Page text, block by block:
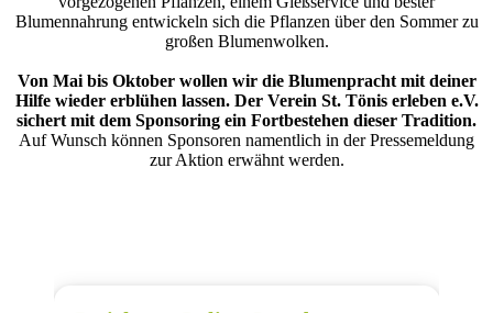
Blumennahrung entwickeln sich die Pflanzen über den Sommer zu
großen Blumenwolken.
Von Mai bis Oktober wollen wir die Blumenpracht mit deiner
Hilfe wieder erblühen lassen. Der Verein St. Tönis erleben e.V.
sichert mit dem Sponsoring ein Fortbestehen dieser Tradition.
Auf Wunsch können Sponsoren namentlich in der Pressemeldung
zur Aktion erwähnt werden.